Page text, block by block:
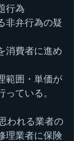
行為
非弁行為の疑
消費者に進め
範囲・単価が
ている。
われる業者の
理業者に保険